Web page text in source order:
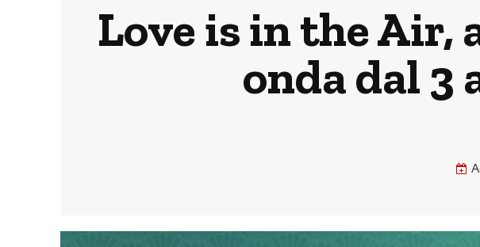
Love is in the
onda dal 3